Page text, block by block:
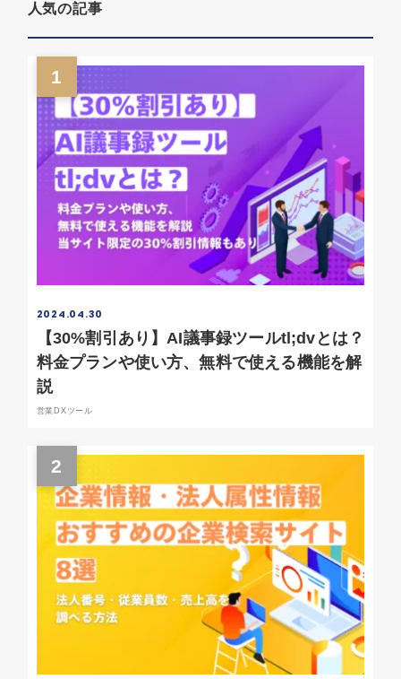
人気の記事
1
2024.04.30
【30%割引あり】AI議事録ツールtl;dvとは？
料金プランや使い方、無料で使える機能を解
説
営業DXツール
2